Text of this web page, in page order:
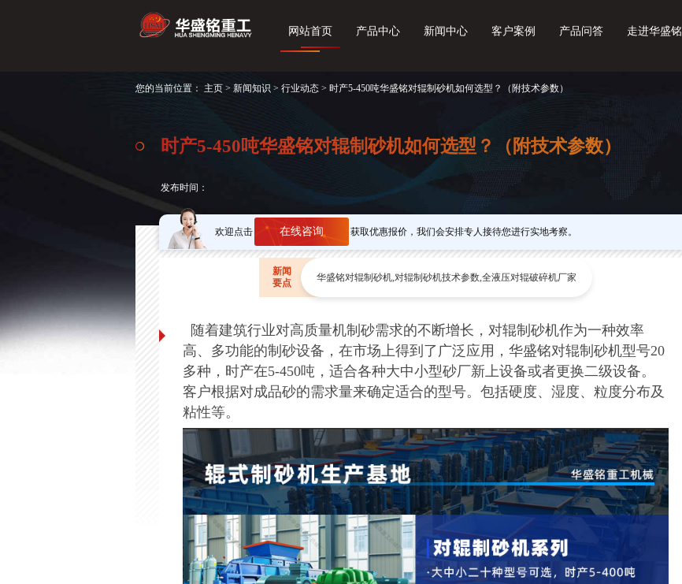
网站首页 产品中心 新闻中心 客户案例 产品问答 走进华盛铭
您的当前位置： 主页 > 新闻知识 > 行业动态 > 时产5-450吨华盛铭对辊制砂机如何选型？（附技术参数）
时产5-450吨华盛铭对辊制砂机如何选型？（附技术参数）
发布时间：
欢迎点击 在线咨询 获取优惠报价，我们会安排专人接待您进行实地考察。
新闻
要点
华盛铭对辊制砂机,对辊制砂机技术参数,全液压对辊破碎机厂家
随着建筑行业对高质量机制砂需求的不断增长，对辊制砂机作为一种效率
高、多功能的制砂设备，在市场上得到了广泛应用，华盛铭对辊制砂机型号20
多种，时产在5-450吨，适合各种大中小型砂厂新上设备或者更换二级设备。
客户根据对成品砂的需求量来确定适合的型号。包括硬度、湿度、粒度分布及
粘性等。